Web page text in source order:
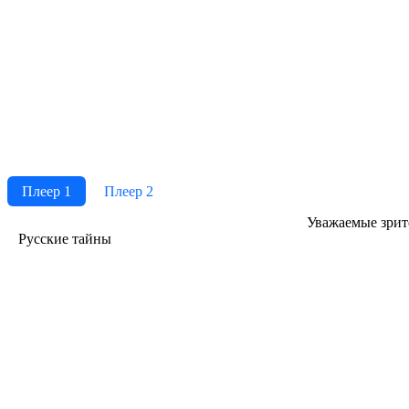
Плеер 1
Плеер 2
Ува­жае­мые
Русские тайны